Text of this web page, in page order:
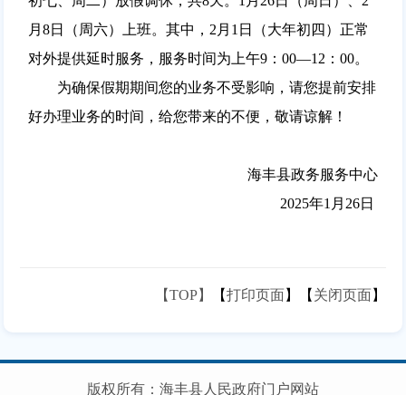
月8日（周六）上班。其中，2月1日（大年初四）正常
对外提供延时服务，服务时间为上午9：00—12：00。
为确保假期期间您的业务不受影响，请您提前安排
好办理业务的时间，给您带来的不便，敬请谅解！
海丰县政务服务中心
2025年1月26日
【TOP】 【打印页面】【 关闭页面】
版权所有：海丰县人民政府门户网站